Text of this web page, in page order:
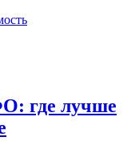
где лучше